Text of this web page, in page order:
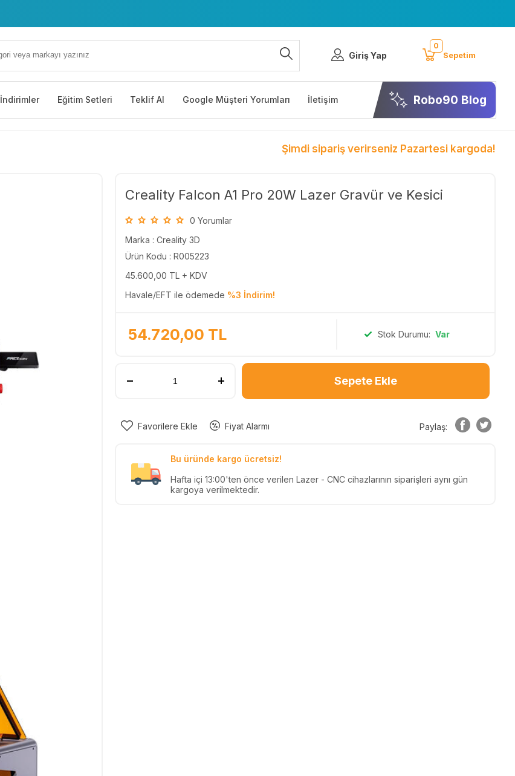
Giriş Yap
0
Sepetim
İndirimler Eğitim Setleri Teklif Al Google Müşteri Yorumları İletişim Robo90 Blog
Şimdi sipariş verirseniz Pazartesi kargoda!
Creality Falcon A1 Pro 20W Lazer Gravür ve Kesici
0 Yorumlar
Marka : Creality 3D
Ürün Kodu : R005223
45.600,00 TL + KDV
Havale/EFT ile ödemede %3 İndirim!
54.720,00 TL Stok Durumu:Var
Sepete Ekle
Favorilere Ekle Fiyat Alarmı Paylaş:
Bu üründe kargo ücretsiz!
Hafta içi 13:00'ten önce verilen Lazer - CNC cihazlarının siparişleri aynı gün
kargoya verilmektedir.